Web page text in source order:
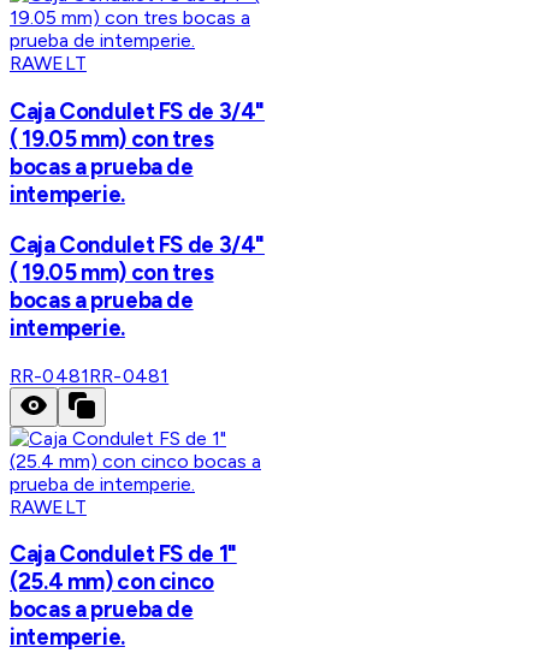
RAWELT
Caja Condulet FS de 3/4"
( 19.05 mm) con tres
bocas a prueba de
intemperie.
Caja Condulet FS de 3/4"
( 19.05 mm) con tres
bocas a prueba de
intemperie.
RR-0481RR-0481
RAWELT
Caja Condulet FS de 1"
(25.4 mm) con cinco
bocas a prueba de
intemperie.